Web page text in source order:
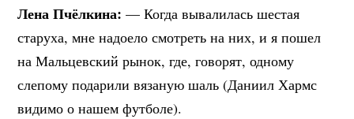
Лена Пчёлкина: — Когда вывалилась шестая
старуха, мне надоело смотреть на них, и я пошел
на Мальцевский рынок, где, говорят, одному
слепому подарили вязаную шаль (Даниил Хармс
видимо о нашем футболе).